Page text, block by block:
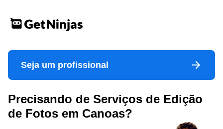
Seja um profissional
Precisando de Serviços de Edição
de Fotos em Canoas?